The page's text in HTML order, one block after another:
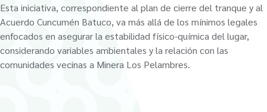
Esta iniciativa, correspondiente al plan de cierre del tranque y al
Acuerdo Cuncumén Batuco, va más allá de los mínimos legales
enfocados en asegurar la estabilidad físico-química del lugar,
considerando variables ambientales y la relación con las
comunidades vecinas a Minera Los Pelambres.